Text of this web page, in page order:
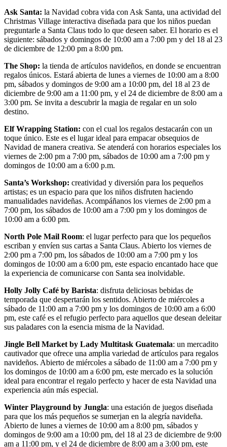
Ask Santa: la Navidad cobra vida con Ask Santa, una actividad del
Christmas Village interactiva diseñada para que los niños puedan
preguntarle a Santa Claus todo lo que deseen saber. El horario es el
siguiente: sábados y domingos de 10:00 am a 7:00 pm y del 18 al 23
de diciembre de 12:00 pm a 8:00 pm.
The Shop: la tienda de artículos navideños, en donde se encuentran
regalos únicos. Estará abierta de lunes a viernes de 10:00 am a 8:00
pm, sábados y domingos de 9:00 am a 10:00 pm, del 18 al 23 de
diciembre de 9:00 am a 11:00 pm, y el 24 de diciembre de 8:00 am a
3:00 pm. Se invita a descubrir la magia de regalar en un solo
destino.
Elf Wrapping Station: con el cual los regalos destacarán con un
toque único. Este es el lugar ideal para empacar obsequios de
Navidad de manera creativa. Se atenderá con horarios especiales los
viernes de 2:00 pm a 7:00 pm, sábados de 10:00 am a 7:00 pm y
domingos de 10:00 am a 6:00 p.m.
Santa’s Workshop: creatividad y diversión para los pequeños
artistas; es un espacio para que los niños disfruten haciendo
manualidades navideñas. Acompáñanos los viernes de 2:00 pm a
7:00 pm, los sábados de 10:00 am a 7:00 pm y los domingos de
10:00 am a 6:00 pm.
North Pole Mail Room: el lugar perfecto para que los pequeños
escriban y envíen sus cartas a Santa Claus. Abierto los viernes de
2:00 pm a 7:00 pm, los sábados de 10:00 am a 7:00 pm y los
domingos de 10:00 am a 6:00 pm, este espacio encantado hace que
la experiencia de comunicarse con Santa sea inolvidable.
Holly Jolly Café by Barista: disfruta deliciosas bebidas de
temporada que despertarán los sentidos. Abierto de miércoles a
sábado de 11:00 am a 7:00 pm y los domingos de 10:00 am a 6:00
pm, este café es el refugio perfecto para aquellos que desean deleitar
sus paladares con la esencia misma de la Navidad.
Jingle Bell Market by Lady Multitask Guatemala: un mercadito
cautivador que ofrece una amplia variedad de artículos para regalos
navideños. Abierto de miércoles a sábado de 11:00 am a 7:00 pm y
los domingos de 10:00 am a 6:00 pm, este mercado es la solución
ideal para encontrar el regalo perfecto y hacer de esta Navidad una
experiencia aún más especial.
Winter Playground by Jungla: una estación de juegos diseñada
para que los más pequeños se sumerjan en la alegría navideña.
Abierto de lunes a viernes de 10:00 am a 8:00 pm, sábados y
domingos de 9:00 am a 10:00 pm, del 18 al 23 de diciembre de 9:00
am a 11:00 pm, y el 24 de diciembre de 8:00 am a 3:00 pm, este